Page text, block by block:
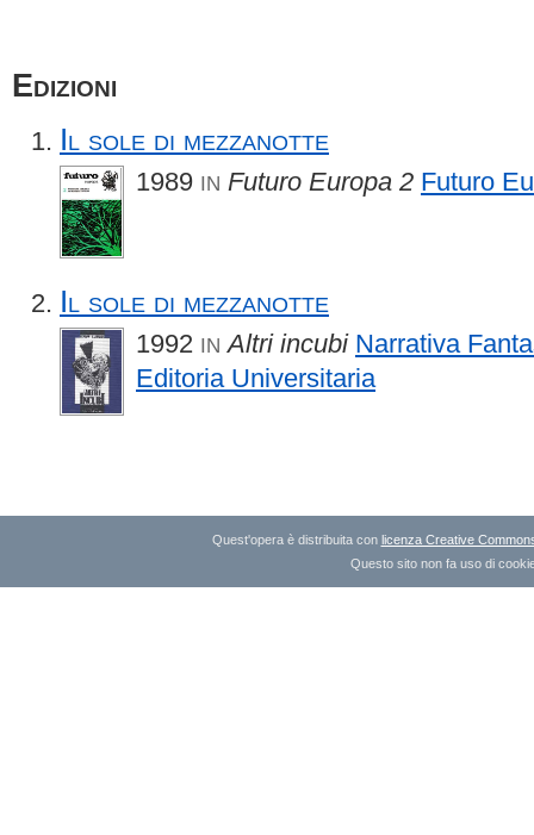
Edizioni
Il sole di mezzanotte
1989 IN Futuro Europa 2 Futuro
Il sole di mezzanotte
1992 IN Altri incubi Narrativa
Editoria Universitaria
Quest'opera è distribuita con licenza Creative
Questo sito non fa uso di